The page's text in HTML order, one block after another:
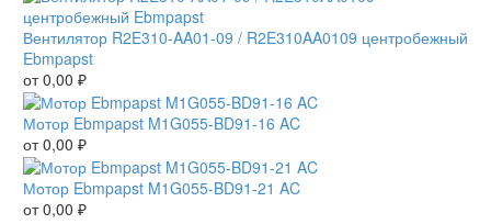
Вентилятор R2E310-AA01-09 / R2E310AA0109 центробежный
Ebmpapst
от0,00 ₽
Мотор Ebmpapst M1G055-BD91-16 AC
от0,00 ₽
Мотор Ebmpapst M1G055-BD91-21 AC
от0,00 ₽